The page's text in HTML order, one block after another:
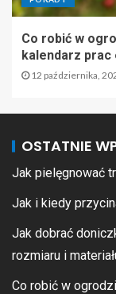
Co robić w
kalendarz
12 października,
OSTATNIE
Jak pielęgnować
Jak i kiedy
Jak dobrać
rozmiaru i
Co robić w